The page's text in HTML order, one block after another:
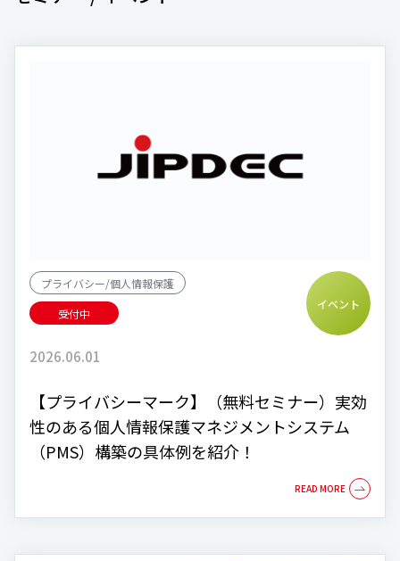
プライバシー/個人情報保護
受付中
イベント
2026.06.01
【プライバシーマーク】（無料セミナー）実効
性のある個人情報保護マネジメントシステム
（PMS）構築の具体例を紹介！